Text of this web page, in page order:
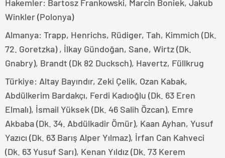
Hakemler: Bartosz Frankowski, Marcin Boniek, Jakub
Winkler (Polonya)
Almanya: Trapp, Henrichs, Rüdiger, Tah, Kimmich (Dk.
72. Goretzka) , İlkay Gündoğan, Sane, Wirtz (Dk.
Gnabry), Brandt (Dk 82 Ducksch), Havertz, Füllkrug
Türkiye: Altay Bayındır, Zeki Çelik, Ozan Kabak,
Abdülkerim Bardakçı, Ferdi Kadıoğlu (Dk. 63 Eren
Elmalı), İsmail Yüksek (Dk. 46 Salih Özcan), Emre
Akbaba (Dk. 34. Abdülkadir Ömür), Kaan Ayhan, Yusuf
Yazıcı (Dk. 63 Barış Alper Yılmaz), İrfan Can Kahveci
(Dk. 63 Yusuf Sarı), Kenan Yıldız (Dk. 73 Kerem